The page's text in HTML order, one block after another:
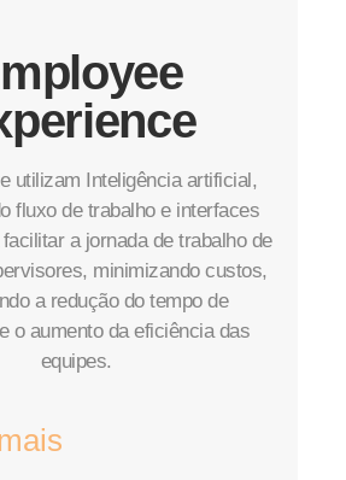
utilizam Inteligência artificial,
fluxo de trabalho e interfaces
a jornada de trabalho de
minimizando custos,
a redução do tempo de
o aumento da eficiência das
equipes.